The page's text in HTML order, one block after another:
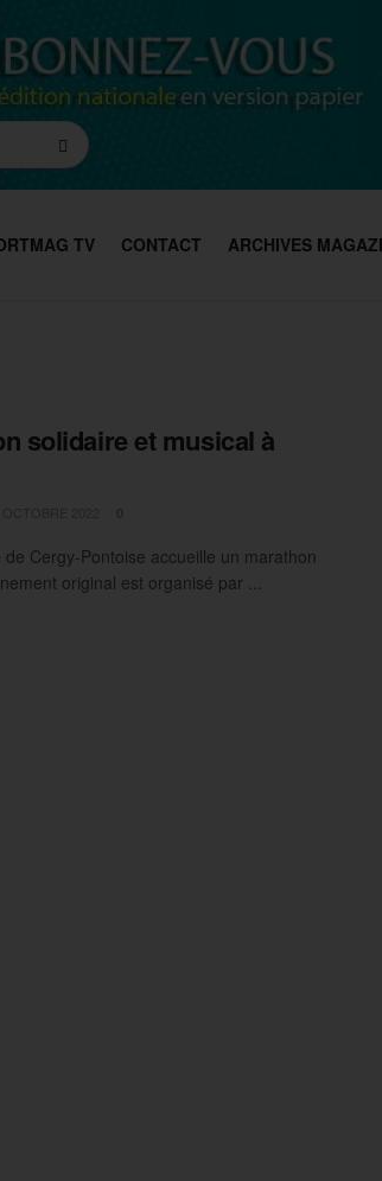
TV CONTACT ARCHIVES
solidaire et musical à
Cergy-Pontoise accueille un marathon
original est organisé par ...